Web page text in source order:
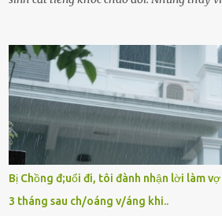
hảo, địa vị cao sang của ông Trần Quốc
Tùng, một doanh nhân quyền lực có tiếng
bà Đỗ Thị Nga, lập tức ra quyết định nhẫn
viện cớ “không đủ khả năng nuôi dưỡng”
quyền giám hộ, yêu cầu bệnh viện xử lý
bỏ rơi. Trong khi ấy, con gái ruột của họ –
mê man sau sinh, hoàn toàn không hay
Thiếu úy Nguyễn Thị Mai, một nữ cảnh
tình cờ chứng kiến giây phút bé bị đưa đi
Bị Chồng đ;uổi đi, tôi đành nhận lời làm
3 tháng sau ch/oáng v/áng khi..